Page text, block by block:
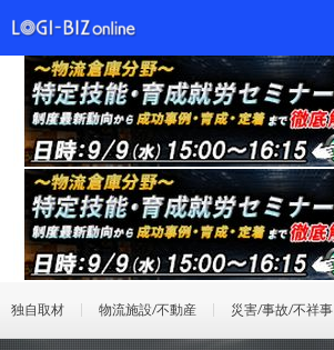
独自取材 物流施設/不動産 災害/事故/不祥事